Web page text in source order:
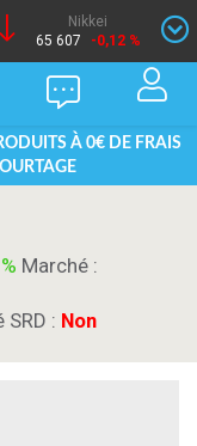
Nikkei
65 607
-0,12 %
À 0€ DE FRAIS
Marché :
SRD : Non